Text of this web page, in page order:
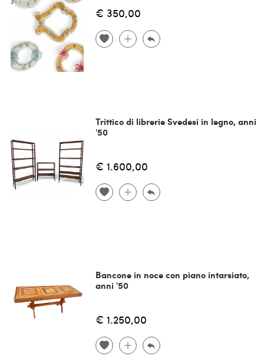
€ 350,00
Trittico di librerie Svedesi in legno, anni
'50
€ 1.600,00
Bancone in noce con piano intarsiato,
anni '50
€ 1.250,00